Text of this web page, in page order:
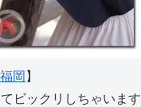
岡 】
ビックリしちゃいます